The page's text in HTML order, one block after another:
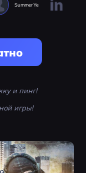
Summer Ye
и пинг!
игры!